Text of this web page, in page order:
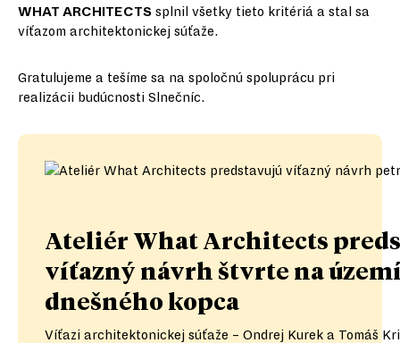
WHAT ARCHITECTS splnil všetky tieto kritériá a stal sa
víťazom architektonickej súťaže.
Gratulujeme a tešíme sa na spoločnú spoluprácu pri
realizácii budúcnosti Slnečníc.
Ateliér What Architects
víťazný návrh štvrte na
dnešného kopca
Víťazi architektonickej súťaže – Ondrej Kurek a Tomáš